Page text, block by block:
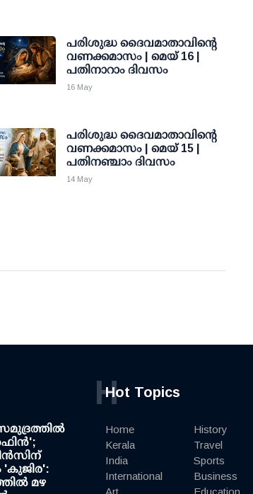
പരിശുദ്ധ ദൈവമാതാവിന്റെ
വണക്കമാസം | മെയ് 16 |
പതിനാറാം ദിവസം
16 May
പരിശുദ്ധ ദൈവമാതാവിന്റെ
വണക്കമാസം | മെയ് 15 |
പതിനഞ്ചാം ദിവസം
14 May
'കുജിര':
മഴ
Hot Topics
H
Home
Kerala
India
International
History
Travel
Sports
Business